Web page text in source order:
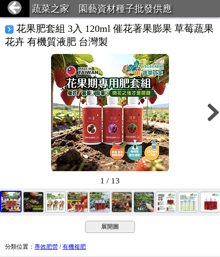
蔬菜之家 園藝資材種子批發供應
花果肥套組 3入 120ml 催花著果膨果 草莓蔬果
花卉 有機質液肥 台灣製
1 / 13
展開圖
分類位置 ： 專效肥營 /有機複肥